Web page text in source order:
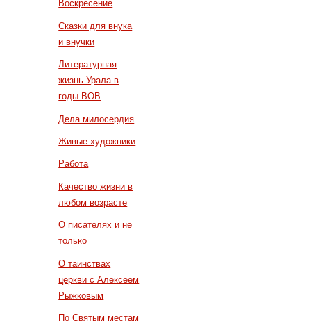
Воскресение
Сказки для внука
и внучки
Литературная
жизнь Урала в
годы ВОВ
Дела милосердия
Живые художники
Работа
Качество жизни в
любом возрасте
О писателях и не
только
О таинствах
церкви с Алексеем
Рыжковым
По Святым местам